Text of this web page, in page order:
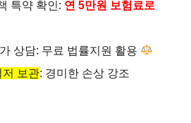
o
특약 확인: 연 5만원 보험료로
상담: 무료 법률지원 활용
저 보관: 경미한 손상 강조